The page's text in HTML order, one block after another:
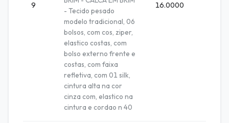
9
- Tecido pesado
modelo tradicional, 06
bolsos, com cos, ziper,
elastico costas, com
bolso externo frente e
costas, com faixa
refletiva, com 01 silk,
cintura alta na cor
cinza com, elastico na
cintura e cordao n 40
16.0000